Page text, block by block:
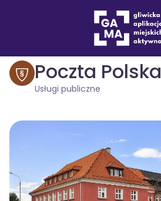
Usługi publiczne
Poczta Polska
Usługi publiczne